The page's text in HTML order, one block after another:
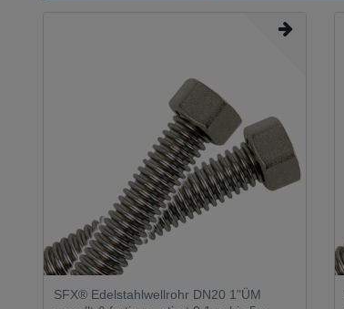
SFX® Edelstahlwellrohr DN20 1"ÜM